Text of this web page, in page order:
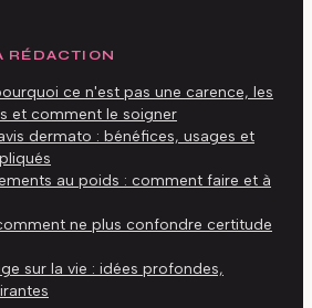
RÉDACTION
ce n'est pas une carence, les
et comment le soigner
dermato : bénéfices, usages et
au poids : comment faire et à
ne plus confondre certitude
sur la vie : idées profondes,